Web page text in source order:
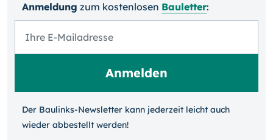
Anmeldung zum kosten­losen Bauletter:
Der Baulinks-Newsletter kann jeder­zeit leicht auch
wieder ab­bestellt werden!